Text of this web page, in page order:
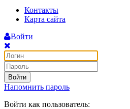
Контакты
Карта сайта
Войти
Войти
Напомнить пароль
Войти как пользователь: